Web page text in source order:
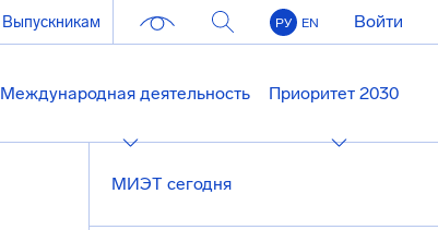
Выпускникам РУ EN Войти
Международная деятельность Приоритет 2030
МИЭТ сегодня